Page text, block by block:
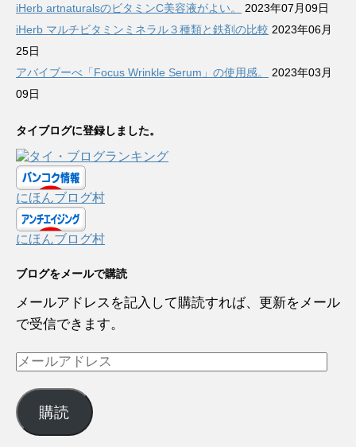
iHerb artnaturalsのビタミンC美容液がよい。
2023年07月09日
iHerb マルチビタミンミネラル３種類と鉄剤の比較 2023年06月
25日
アバイブーべ「Focus Wrinkle Serum」の使用感。
2023年03月
09日
タイブログに登録しました。
にほんブログ村
にほんブログ村
ブログをメールで購読
メールアドレスを記入して購読すれば、更新をメール
で受信できます。
メ
ル
ア
購読